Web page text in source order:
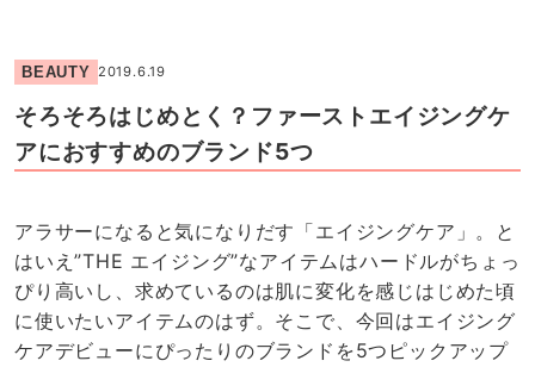
BEAUTY 2019.6.19
そろそろはじめとく？ファーストエイジングケ
アにおすすめのブランド5つ
アラサーになると気になりだす「エイジングケア」。と
はいえ”THE エイジング”なアイテムはハードルがちょっ
ぴり高いし、求めているのは肌に変化を感じはじめた頃
に使いたいアイテムのはず。そこで、今回はエイジング
ケアデビューにぴったりのブランドを5つピックアップ